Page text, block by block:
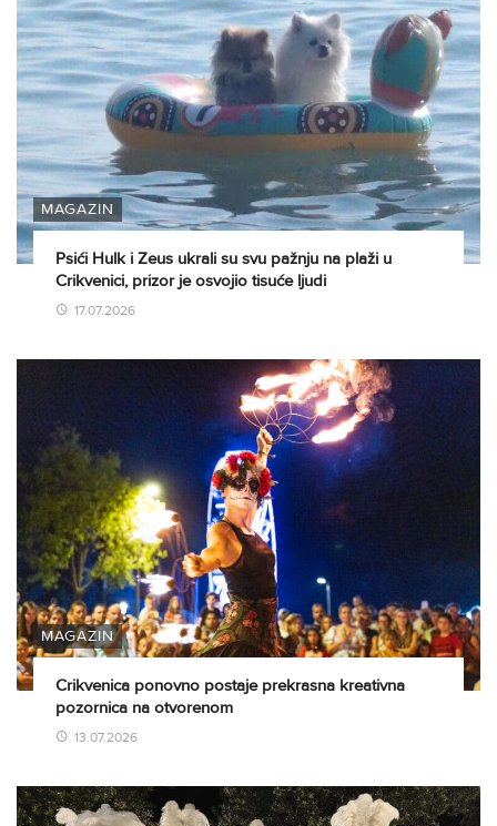
MAGAZIN
Psići Hulk i Zeus ukrali su svu pažnju na plaži u
Crikvenici, prizor je osvojio tisuće ljudi
17.07.2026
MAGAZIN
Crikvenica ponovno postaje prekrasna kreativna
pozornica na otvorenom
13.07.2026